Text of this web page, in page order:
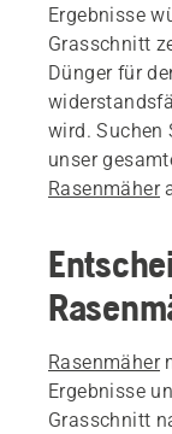
Ergebnisse
Grasschnitt
Dünger für
wird. Suchen
unser
Rasenmäher
Rasenmäher
Ergebnisse
Grasschnitt